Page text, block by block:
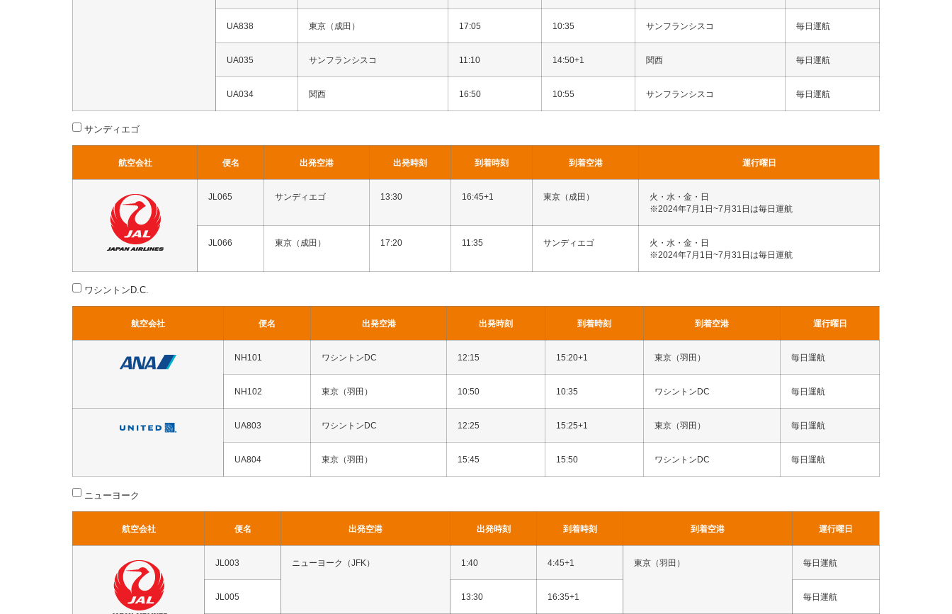
UA838 東京（成田） 17:05 10:35 サンフランシスコ 毎日運航
UA035 サンフランシスコ 11:10 14:50+1 関西 毎日運航
UA034 関西 16:50 10:55 サンフランシスコ 毎日運航
サンディエゴ
航空会社 便名 出発空港 出発時刻 到着時刻 到着空港 運行曜日
JL065 サンディエゴ 13:30 16:45+1 東京（成田）
火・水・金・日
※2024年7月1日~7月31日は毎日運航
JL066 東京（成田） 17:20 11:35 サンディエゴ
火・水・金・日
※2024年7月1日~7月31日は毎日運航
ワシントンD.C.
航空会社 便名 出発空港 出発時刻 到着時刻 到着空港 運行曜日
NH101 ワシントンDC 12:15 15:20+1 東京（羽田） 毎日運航
NH102 東京（羽田） 10:50 10:35 ワシントンDC 毎日運航
UA803 ワシントンDC 12:25 15:25+1 東京（羽田） 毎日運航
UA804 東京（羽田） 15:45 15:50 ワシントンDC 毎日運航
ニューヨーク
航空会社 便名 出発空港 出発時刻 到着時刻 到着空港 運行曜日
JL003 ニューヨーク（JFK） 1:40 4:45+1 東京（羽田） 毎日運航
JL005 13:30 16:35+1 毎日運航